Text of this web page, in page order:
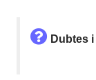
Dubtes